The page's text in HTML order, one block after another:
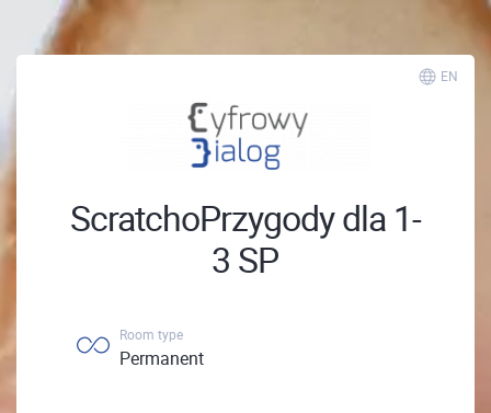
EN
ScratchoPrzygody dla 1-
3 SP
Room type
Permanent